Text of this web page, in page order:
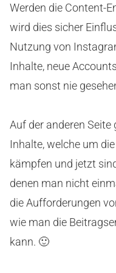
Werden die Content-
wird dies sicher
Nutzung von
Inhalte, neue
man sonst nie
Auf der anderen
Inhalte, welche um
kämpfen und jetzt
denen man nicht
die Aufforderungen
wie man die
kann. 🙂